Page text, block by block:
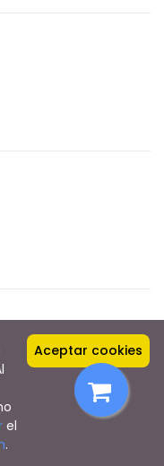
S Coop Galega
el
.
Aceptar cookies